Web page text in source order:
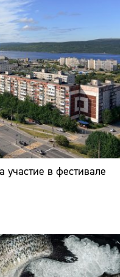
участие в фестивале